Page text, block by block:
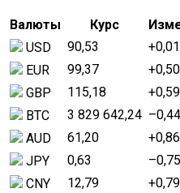
Валюты Курс
USD
90,53 +0,01
EUR
99,37 +0,50
GBP
115,18 +0,59
BTC
3 829 642,24 –0,44
AUD
61,20 +0,86
JPY
0,63 –0,75
CNY
12,79 +0,79